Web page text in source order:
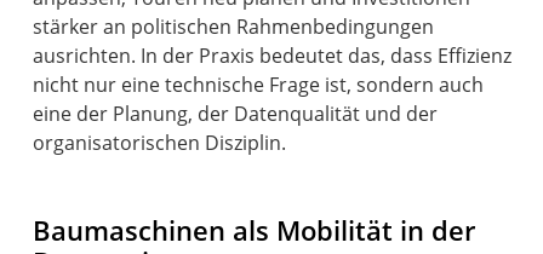
stärker an politischen Rahmenbedingungen
ausrichten. In der Praxis bedeutet das, dass Effizienz
nicht nur eine technische Frage ist, sondern auch
eine der Planung, der Datenqualität und der
organisatorischen Disziplin.
Baumaschinen als Mobilität in der